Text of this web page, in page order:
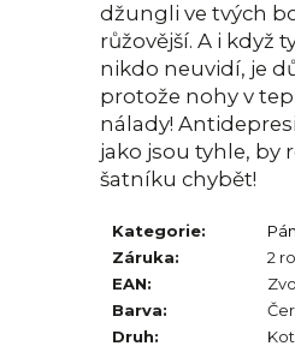
džungli ve tvých
růžovější. A i když
nikdo neuvidí, je
protože nohy v
nálady!
jako jsou tyhle, by
šatníku chybět!
Kategorie:
Záruka:
2
EAN:
Barva:
Druh: